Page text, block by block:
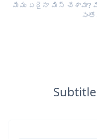
మేము ఏదైనా మిస్ చేశామా?